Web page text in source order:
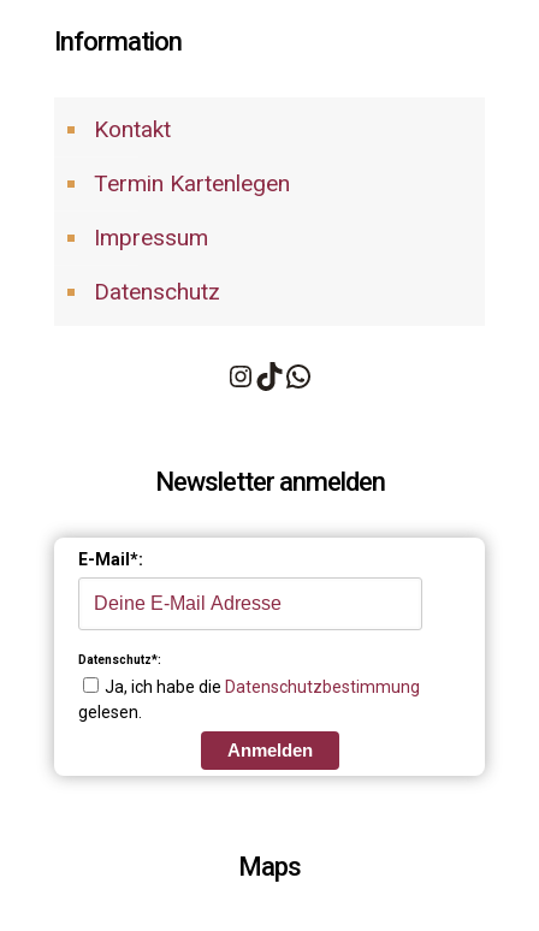
Information
Kontakt
Termin Kartenlegen
Impressum
Datenschutz
Instagram
TikTok
WhatsApp
Newsletter anmelden
E-Mail*:
Datenschutz*:
Ja, ich habe die Datenschutzbestimmung
gelesen.
Anmelden
Maps